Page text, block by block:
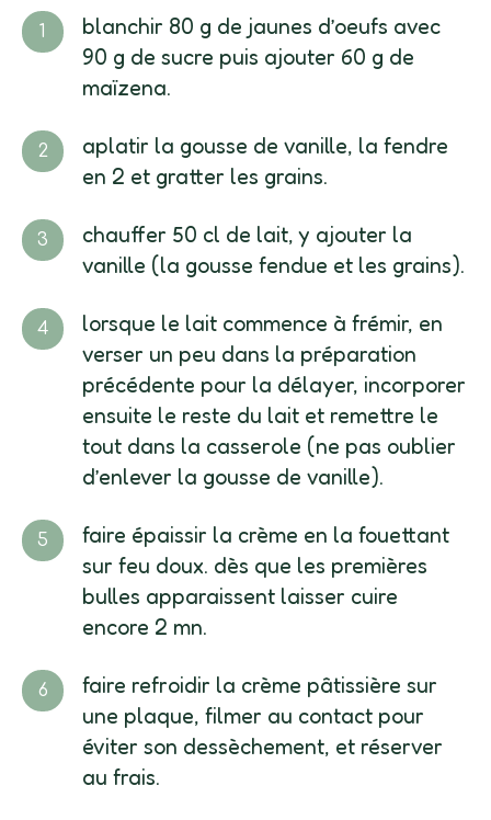
blanchir 80 g de jaunes d’oeufs avec
90 g de sucre puis ajouter 60 g de
maïzena.
aplatir la gousse de vanille, la fendre
en 2 et gratter les grains.
chauffer 50 cl de lait, y ajouter la
vanille (la gousse fendue et les grains).
lorsque le lait commence à frémir, en
verser un peu dans la préparation
précédente pour la délayer, incorporer
ensuite le reste du lait et remettre le
tout dans la casserole (ne pas oublier
d’enlever la gousse de vanille).
faire épaissir la crème en la fouettant
sur feu doux. dès que les premières
bulles apparaissent laisser cuire
encore 2 mn.
faire refroidir la crème pâtissière sur
une plaque, filmer au contact pour
éviter son dessèchement, et réserver
au frais.